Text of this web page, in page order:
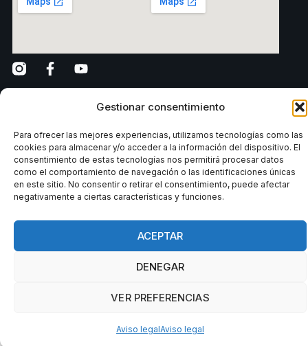
Gestionar consentimiento
Para ofrecer las mejores experiencias, utilizamos tecnologías como las
cookies para almacenar y/o acceder a la información del dispositivo. El
consentimiento de estas tecnologías nos permitirá procesar datos
como el comportamiento de navegación o las identificaciones únicas
en este sitio. No consentir o retirar el consentimiento, puede afectar
negativamente a ciertas características y funciones.
ACEPTAR
DENEGAR
VER PREFERENCIAS
Aviso legalAviso legal
Reglament internGrup Fitness Factory ClubAvís legal
Aquest lloc està protegit per reCAPTCHA i
s’apliquen laPolítica de privacitati elsTermes del